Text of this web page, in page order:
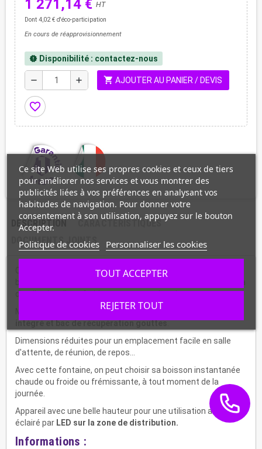
1 271,14 € HT
Dont 4,02 € d'éco-participation
En cours de réapprovisionnement
new_releases Disponibilité : contactez-nous
remove add shopping_cart AJOUTER AU PANIER / DEVIS
favorite_border
DESCRIPTION
CARACTÉRISTIQUES
DOCUMENTS JOINTS
Cette fontaine réfrigérée Réseau avec détente directe et
distribution d'eau froide, gazeuse ou chaude.
Modèle Premium équipé de mélangeur,
intégré et bac de récupération gouttes.
Dimensions réduites pour un emplacement facile en salle
d'attente, de réunion, de repos...
Avec cette fontaine, on peut choisir sa boisson instantanée
chaude ou froide ou frémissante, à tout moment de la
journée.
Appareil avec une belle hauteur pour une utilisation aisée,
éclairé par LED sur la zone de distribution.
Informations :
Ce site Web utilise ses propres cookies et ceux de tiers
pour améliorer nos services et vous montrer des
publicités liées à vos préférences en analysant vos
habitudes de navigation. Pour donner votre
consentement à son utilisation, appuyez sur le bouton
Accepter.
Politique de cookies Personnaliser les cookies
REJETER TOUT
TOUT ACCEPTER